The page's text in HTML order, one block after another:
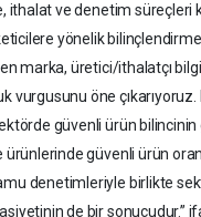
ithalat ve denetim süreçleri
yönelik bilinçlendirme
marka, üretici/ithalatçı
vurgusunu öne çıkarıyoruz.
güvenli ürün
ürünlerinde güvenli ürün
denetimleriyle birlikte
de bir sonucudur.”